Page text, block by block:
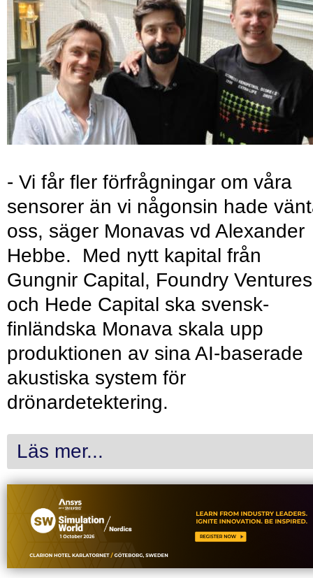
- Vi får fler förfrågningar om våra
sensorer än vi någonsin hade
oss, säger Monavas vd Alexander
Hebbe. Med nytt kapital från
Gungnir Capital, Foundry Ventures
och Hede Capital ska svensk-
finländska Monava skala upp
produktionen av sina AI-baserade
akustiska system för
drönardetektering.
Läs mer...